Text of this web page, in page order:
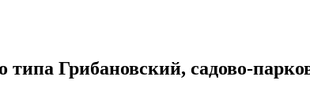
типа Грибановский, садово-